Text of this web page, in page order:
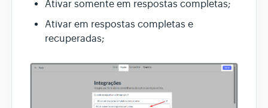
Ativar somente em respostas completas;
Ativar em respostas completas e
recuperadas;